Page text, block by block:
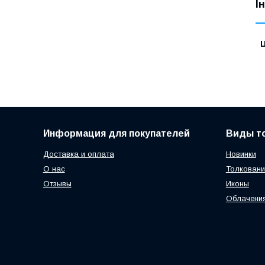
Информация для покупателей
Доставка и оплата
О нас
Отзывы
Виды
Новинки
Иконы